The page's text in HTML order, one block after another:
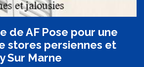
de AF Pose pour une
stores persiennes et
Sur Marne